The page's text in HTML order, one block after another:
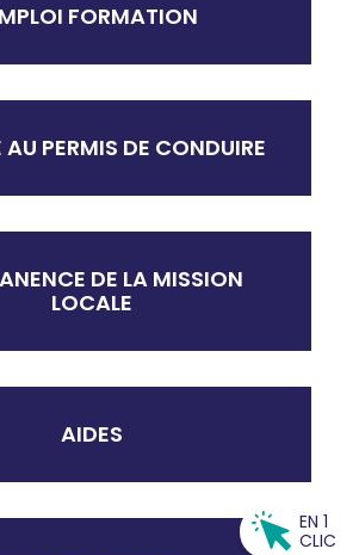
FORMATION
AU PERMIS DE CONDUIRE
DE LA MISSION
LOCALE
AIDES
EN 1
CLIC